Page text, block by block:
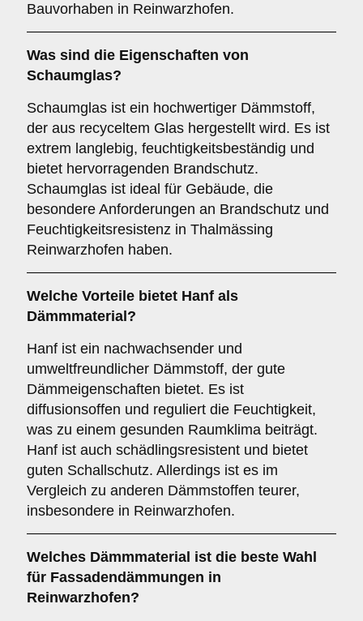
Bauvorhaben in Reinwarzhofen.
Was sind die Eigenschaften von
Schaumglas?
Schaumglas ist ein hochwertiger Dämmstoff,
der aus recyceltem Glas hergestellt wird. Es ist
extrem langlebig, feuchtigkeitsbeständig und
bietet hervorragenden Brandschutz.
Schaumglas ist ideal für Gebäude, die
besondere Anforderungen an Brandschutz und
Feuchtigkeitsresistenz in Thalmässing
Reinwarzhofen haben.
Welche Vorteile bietet Hanf als
Dämmmaterial?
Hanf ist ein nachwachsender und
umweltfreundlicher Dämmstoff, der gute
Dämmeigenschaften bietet. Es ist
diffusionsoffen und reguliert die Feuchtigkeit,
was zu einem gesunden Raumklima beiträgt.
Hanf ist auch schädlingsresistent und bietet
guten Schallschutz. Allerdings ist es im
Vergleich zu anderen Dämmstoffen teurer,
insbesondere in Reinwarzhofen.
Welches Dämmmaterial ist die beste Wahl
für Fassadendämmungen in
Reinwarzhofen?